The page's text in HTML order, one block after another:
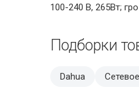
100-240 В, 265Вт;
Подборки
Dahua